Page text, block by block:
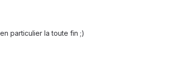
particulier la toute fin ;)